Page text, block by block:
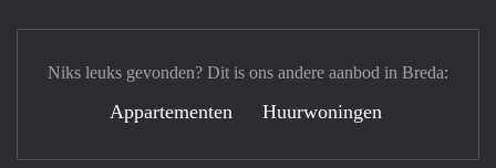
Niks leuks gevonden? Dit is ons andere aanbod in Breda:
Appartementen Huurwoningen